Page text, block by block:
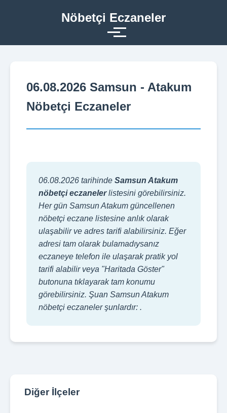
Nöbetçi Eczaneler
06.08.2026 Samsun - Atakum
Nöbetçi Eczaneler
06.08.2026 tarihinde Samsun Atakum
nöbetçi eczanelerlistesini görebilirsiniz.
Her gün Samsun Atakum güncellenen
nöbetçi eczane listesine anlık olarak
ulaşabilir ve adres tarifi alabilirsiniz. Eğer
adresi tam olarak bulamadıysanız
eczaneye telefon ile ulaşarak pratik yol
tarifi alabilir veya "Haritada Göster"
butonuna tıklayarak tam konumu
görebilirsiniz. Şuan Samsun Atakum
nöbetçi eczaneler şunlardır: .
Diğer İlçeler